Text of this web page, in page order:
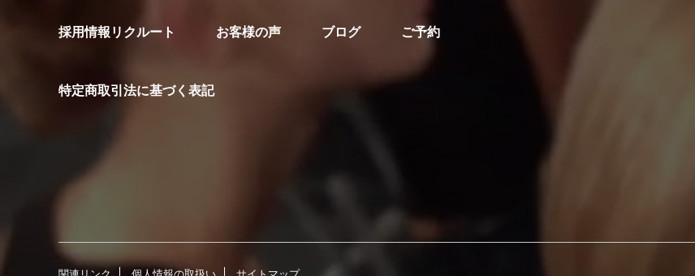
採用情報リクルート お客様の声 ブログ ご予約
特定商取引法に基づく表記